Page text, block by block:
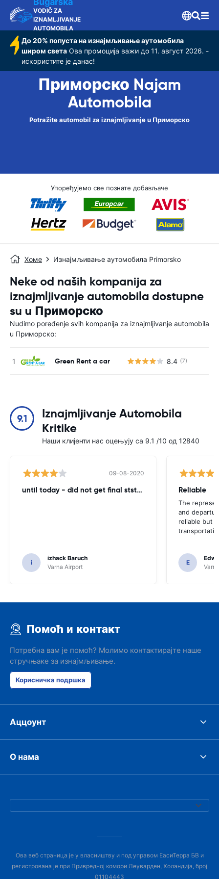
VODIČ ZA
IZNAMLJIVANJE
AUTOMOBILA
До 20% попуста на изнајмљивање аутомобила
широм света Ова промоција важи до 11. август 2026. -
искористите је данас!
Приморско Najam
Automobila
Potražite automobil za iznajmljivanje u Приморско
Упоређујемо све познате добављаче
Хоме Изнајмљивање аутомобила Primorsko
Neke od naših kompanija za
iznajmljivanje automobila dostupne
su u Приморско
Nudimo poređenje svih kompanija za iznajmljivanje automobila
u Приморско:
Green Rent a car 8.4 (7)
9.1
Iznajmljivanje Automobila
Kritike
Наши клијенти нас оцењују са 9.1 /10 од 12840
09-08-2020
until today - did not get final ststemant of the rent !!
i
izhack Baruch
Varna Airport
Reliable
The
and
reliable but
E
Помоћ и контакт
Потребна вам је помоћ? Молимо контактирајте наше
стручњаке за изнајмљивање.
Корисничка подршка
Аццоунт
О нама
Ова веб страница је у власништву и под управом ЕасиТерра БВ и
регистрована је при Привредној комори Леуварден, Холандија, број
01104443